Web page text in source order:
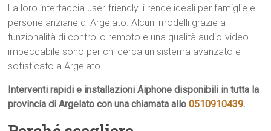
La loro interfaccia user-friendly li rende ideali per famiglie e
persone anziane di Argelato. Alcuni modelli grazie a
funzionalità di controllo remoto e una qualità audio-video
impeccabile sono per chi cerca un sistema avanzato e
sofisticato a Argelato.
Interventi rapidi e installazioni Aiphone disponibili in tutta la
provincia di Argelato con una chiamata allo0510910439.